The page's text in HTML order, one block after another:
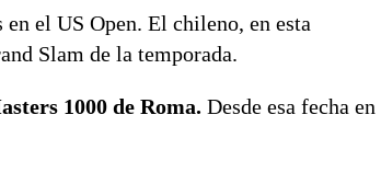
el US Open. El chileno, en esta
Slam de la temporada.
1000 de Roma. Desde esa fecha en